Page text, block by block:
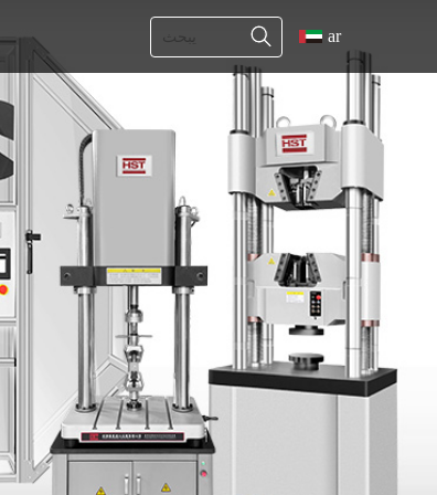
ar